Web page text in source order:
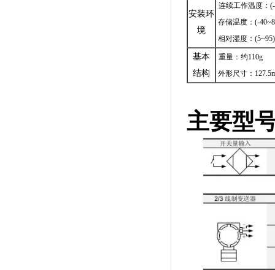
安装环
境
连续工作温度：
存储温度：(-
相对湿度：
基本
结构
重量：约110g
外形尺寸：
主要型